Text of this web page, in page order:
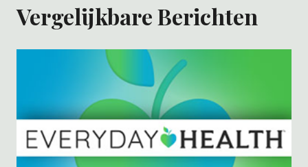
Vergelijkbare Berichten